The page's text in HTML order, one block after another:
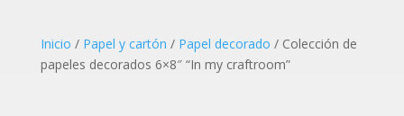
Inicio / Papel y cartón / Papel decorado / Colección de
papeles decorados 6×8″ “In my craftroom”